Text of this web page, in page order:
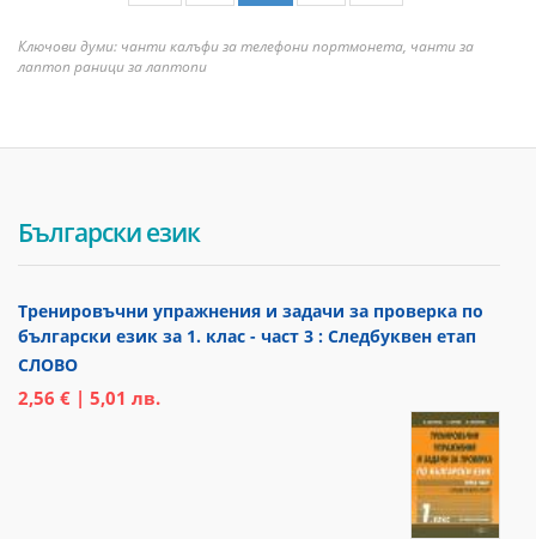
Ключови думи: чанти калъфи за телефони портмонета, чанти за
лаптоп раници за лаптопи
Български език
Тренировъчни упражнения и задачи за проверка по
български език за 1. клас - част 3 : Следбуквен етап
СЛОВО
2,56 € | 5,01 лв.